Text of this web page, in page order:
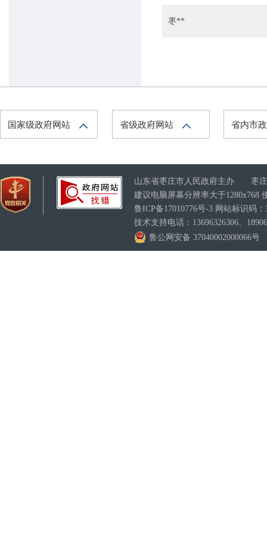
中心
峄城区应急管理局
峄城区卫生健康局
枣**
国家级政府网站 省级政府网站 省内市
山东省枣庄市人民政府主办 枣庄
建议电脑屏幕分辨率大于1280x768
鲁ICP备17010776号-3 网站标识码：
技术支持电话：13696326306、
鲁公网安备 37040002000066号